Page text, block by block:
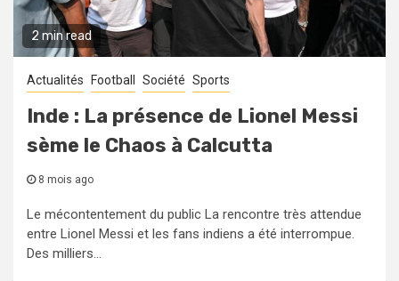
2 min read
Actualités Football Société Sports
Inde : La présence de Lionel Messi
sème le Chaos à Calcutta
8 mois ago
Le mécontentement du public La rencontre très attendue
entre Lionel Messi et les fans indiens a été interrompue.
Des milliers...